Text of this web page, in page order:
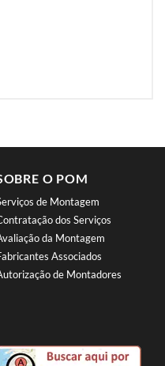
O POM
de Montagem
dos Serviços
da Montagem
Associados
de Montadores